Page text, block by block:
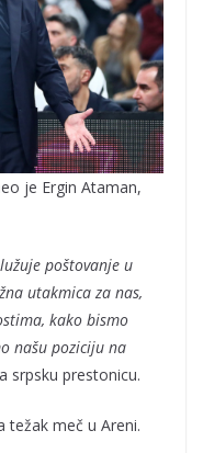
je Ergin Ataman,
poštovanje u
utakmica za nas,
kako bismo
našu poziciju na
srpsku prestonicu.
težak meč u Areni.